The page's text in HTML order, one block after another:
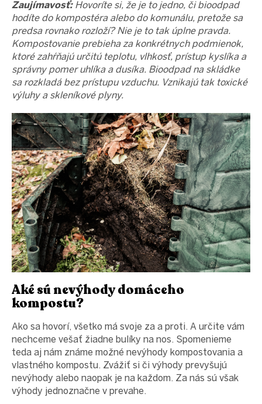
Zaujímavosť:Hovoríte si, že je to jedno, či bioodpad
hodíte do kompostéra alebo do komunálu, pretože sa
predsa rovnako rozloží? Nie je to tak úplne pravda.
Kompostovanie prebieha za konkrétnych podmienok,
ktoré zahŕňajú určitú teplotu, vlhkosť, prístup kyslíka a
správny pomer uhlíka a dusíka. Bioodpad na skládke
sa rozkladá bez prístupu vzduchu. Vznikajú tak toxické
výluhy a skleníkové plyny.
Aké sú nevýhody domáceho
kompostu?
Ako sa hovorí, všetko má svoje za a proti. A určite vám
nechceme vešať žiadne bulíky na nos. Spomenieme
teda aj nám známe možné nevýhody kompostovania a
vlastného kompostu. Zvážiť si či výhody prevyšujú
nevýhody alebo naopak je na každom. Za nás sú však
výhody jednoznačne v prevahe.